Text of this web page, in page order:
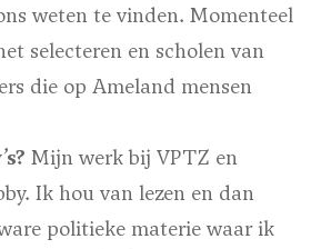
weten te vinden. Momenteel
selecteren en scholen van
die op Ameland mensen
Mijn werk bij VPTZ en
Ik hou van lezen en dan
politieke materie waar ik